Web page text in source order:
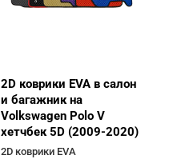
2D коврики EVA в салон
и багажник на
Volkswagen Polo V
хетчбек 5D (2009-2020)
2D коврики EVA